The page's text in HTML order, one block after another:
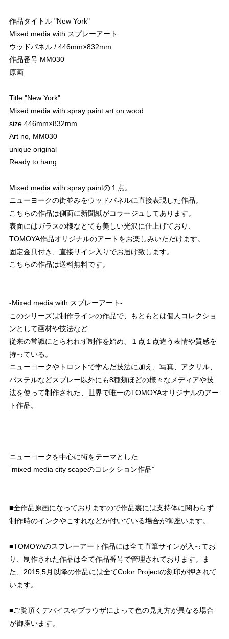
作品タイトル "New York"
Mixed media with スプレーアート
ウッドパネル / 446mm×832mm
作品番号 MM030
原画
Title "New York"
Mixed media with spray paint art on wood
size 446mm×832mm
Art no, MM030
unique original
Ready to hang
Mixed media with spray paintの１点。
ニューヨークの街並みをウッドパネルに直接表現した作品。
こちらの作品は側面に新聞紙がコラージュしてあります。
表面にはガラスの様なとても美しい光沢に仕上げており、
TOMOYA作品オリジナルのアートをお楽しみいただけます。
固定金具付き、直接サイン入りでお届け致します。
こちらの作品は送料無料です。
-Mixed media with スプレーアート-
このシリーズは制作ラインの作品で、もともとは個人コレクショ
ンとして画材や技法など
従来の常識にとらわれず制作を始め、１点１点違う表情や質感を
持っている。
ニューヨークやトロントで学んだ技法に加え、写真、アクリル、
パステルなどスプレー以外にも8種類ほどの様々なメディアや技
法を使って制作された、世界で唯一のTOMOYAオリジナルのアー
ト作品。
ニューヨークを中心に街をテーマとした
”mixed media city scapeのコレクション作品”
■全作品原画になっておりますので作品裏には支持体に関わらず
制作時のインクやこすれなどが付いている場合が御座います。
■TOMOYAのスプレーアート作品には全て直筆サインが入ってお
り、制作された作品は全て作品番号で管理されております。ま
た、2015,5月以降の作品には全てColor Projectの刻印が押されて
います。
■ご覧頂くデバイスやブラウザによって色の見え方が異なる場合
が御座います。